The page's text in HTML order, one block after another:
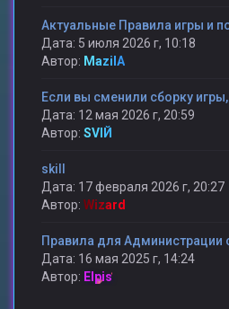
Актуальные Правила игры и
Дата: 5 июля 2026 г, 10:18
Автор: MazilA
Дата: 12 мая 2026 г, 20:59
Автор: SVIЙ
skill
Дата: 17 февраля 2026 г, 20:27
Автор: Wizard
Правила для Администрации
Дата: 16 мая 2025 г, 14:24
Автор: Elpis